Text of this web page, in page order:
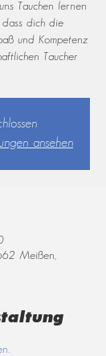
Tauchen lernen
dass dich die
und Kompetenz
Taucher
ansehen
Meißen,